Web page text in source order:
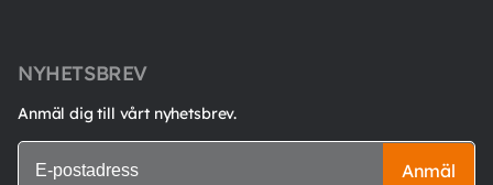
NYHETSBREV
Anmäl dig till vårt nyhetsbrev.
Anmäl